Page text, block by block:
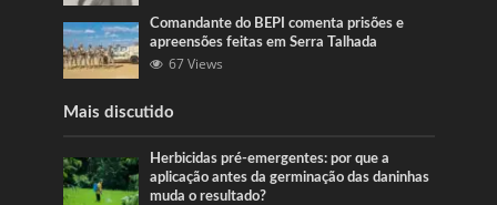
Comandante do BEPI comenta prisões e
apreensões feitas em Serra Talhada
67 Views
Mais discutido
Herbicidas pré-emergentes: por que a
aplicação antes da germinação das daninhas
muda o resultado?